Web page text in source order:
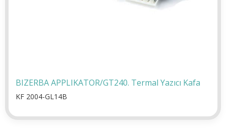
BIZERBA APPLIKATOR/GT240. Termal Yazıcı Kafa
KF 2004-GL14B